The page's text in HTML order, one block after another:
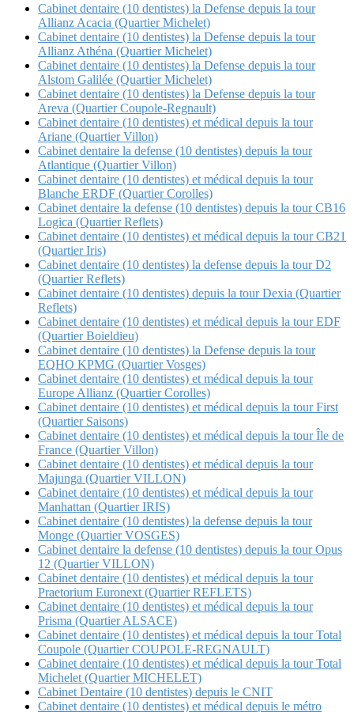
Cabinet dentaire (10 dentistes) la Defense depuis la tour
Allianz Acacia (Quartier Michelet)
Cabinet dentaire (10 dentistes) la Defense depuis la tour
Allianz Athéna (Quartier Michelet)
Cabinet dentaire (10 dentistes) la Defense depuis la tour
Alstom Galilée (Quartier Michelet)
Cabinet dentaire (10 dentistes) la Defense depuis la tour
Areva (Quartier Coupole-Regnault)
Cabinet dentaire (10 dentistes) et médical depuis la tour
Ariane (Quartier Villon)
Cabinet dentaire la defense (10 dentistes) depuis la tour
Atlantique (Quartier Villon)
Cabinet dentaire (10 dentistes) et médical depuis la tour
Blanche ERDF (Quartier Corolles)
Cabinet dentaire la defense (10 dentistes) depuis la tour CB16
Logica (Quartier Reflets)
Cabinet dentaire (10 dentistes) et médical depuis la tour CB21
(Quartier Iris)
Cabinet dentaire (10 dentistes) la defense depuis la tour D2
(Quartier Reflets)
Cabinet dentaire (10 dentistes) depuis la tour Dexia (Quartier
Reflets)
Cabinet dentaire (10 dentistes) et médical depuis la tour EDF
(Quartier Boieldieu)
Cabinet dentaire (10 dentistes) la Defense depuis la tour
EQHO KPMG (Quartier Vosges)
Cabinet dentaire (10 dentistes) et médical depuis la tour
Europe Allianz (Quartier Corolles)
Cabinet dentaire (10 dentistes) et médical depuis la tour First
(Quartier Saisons)
Cabinet dentaire (10 dentistes) et médical depuis la tour Île de
France (Quartier Villon)
Cabinet dentaire (10 dentistes) et médical depuis la tour
Majunga (Quartier VILLON)
Cabinet dentaire (10 dentistes) et médical depuis la tour
Manhattan (Quartier IRIS)
Cabinet dentaire (10 dentistes) la defense depuis la tour
Monge (Quartier VOSGES)
Cabinet dentaire la defense (10 dentistes) depuis la tour Opus
12 (Quartier VILLON)
Cabinet dentaire (10 dentistes) et médical depuis la tour
Praetorium Euronext (Quartier REFLETS)
Cabinet dentaire (10 dentistes) et médical depuis la tour
Prisma (Quartier ALSACE)
Cabinet dentaire (10 dentistes) et médical depuis la tour Total
Coupole (Quartier COUPOLE-REGNAULT)
Cabinet dentaire (10 dentistes) et médical depuis la tour Total
Michelet (Quartier MICHELET)
Cabinet Dentaire (10 dentistes) depuis le CNIT
Cabinet dentaire (10 dentistes) et médical depuis le métro